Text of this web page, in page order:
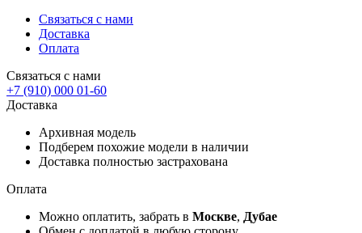
Связаться с нами
Доставка
Оплата
Связаться с нами
+7 (910) 000 01-60
Доставка
Архивная модель
Подберем похожие модели в наличии
Доставка полностью застрахована
Оплата
Можно оплатить, забрать в Москве, Дубае